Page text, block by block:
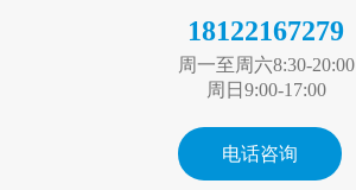
18122167279
周一至周六8:30-20:00
周日9:00-17:00
电话咨询